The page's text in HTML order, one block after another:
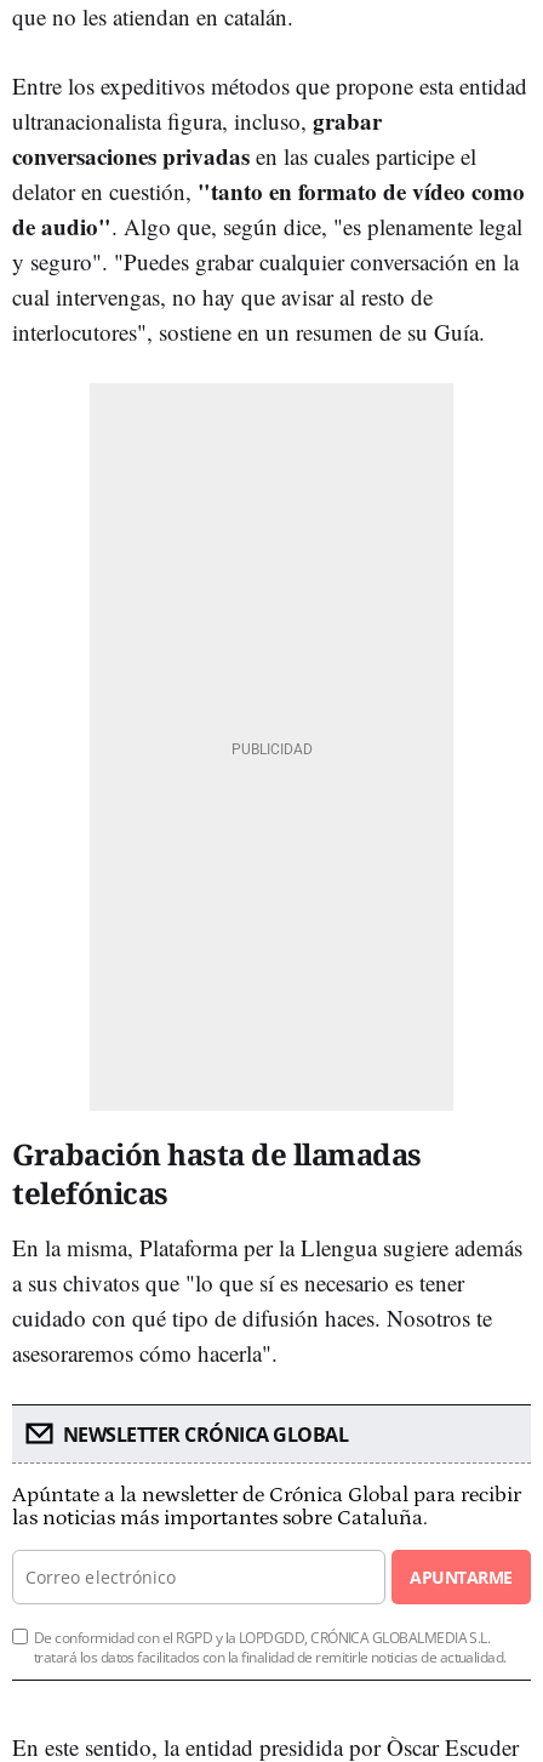
que no les atiendan en catalán.
Entre los expeditivos métodos que propone esta entidad
ultranacionalista figura, incluso, grabar
conversaciones privadas en las cuales participe el
delator en cuestión, "tanto en formato de vídeo como
de audio". Algo que, según dice, "es plenamente legal
y seguro". "Puedes grabar cualquier conversación en la
cual intervengas, no hay que avisar al resto de
interlocutores", sostiene en un resumen de su Guía.
Grabación hasta de llamadas
telefónicas
En la misma, Plataforma per la Llengua sugiere además
a sus chivatos que "lo que sí es necesario es tener
cuidado con qué tipo de difusión haces. Nosotros te
asesoraremos cómo hacerla".
NEWSLETTER CRÓNICA GLOBAL
Apúntate a la newsletter de Crónica Global para recibir
las noticias más importantes sobre Cataluña.
APUNTARME
De conformidad con el RGPD y la LOPDGDD, CRÓNICA GLOBALMEDIA S.L.
tratará los datos facilitados con la finalidad de remitirle noticias de actualidad.
En este sentido, la entidad presidida por Òscar Escuder